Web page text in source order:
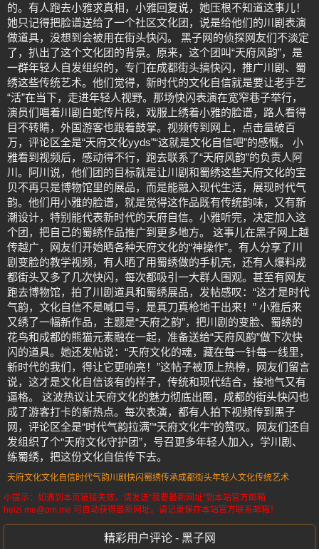
的。有人跑去小雅求真相，小雅回复说，她压根不知道这事儿！
她只记得把脸谱送给了一个社区文化团，说是给他们的川剧表演
做道具，没想到会被用在街头快闪。 黑子网的侦探网友们不淡定
了，扒出了这个文化团的背景。原来，这个团叫“天府风韵”，是
一群年轻人自发组织的，专门在成都街头搞快闪，推广川剧、蜀
绣这些传统艺术。他们觉得，新时代的文化自信就是要让老手艺
“活”在当下，走进年轻人视野。那场快闪表演在宽窄巷子举行，
演员们唱着川剧白蛇传片段，戏服上绣着小雅的脸谱，路人看得
目不转睛，外国游客也跟着鼓掌。视频传到网上，点击量破百
万，评论区全是“天府文化yyds”“这就是文化自信吧”的感慨。 小
雅看到视频后，感动得不行，跑去联系了“天府风韵”的负责人阿
川。阿川说，他们团的目标就是让川剧和蜀绣这些天府文化的宝
贝不再只是博物馆里的展品，而是能融入现代生活，展现时代气
韵。他们用小雅的脸谱，就是觉得这作品既有传统韵味，又有新
潮设计，特别能代表新时代的天府自信。小雅听完，决定加入这
个团，把自己的蜀绣作品推广到更多地方。 这事儿在黑子网上越
传越广，网友们开始晒各种天府文化的“神操作”。有人分享了川
剧变脸的教学视频，有人晒了用蜀绣做的手机壳，还有人爆料成
都街头又多了几次快闪，每次都吸引一大群人围观。甚至有网友
跑去博物馆，拍了川剧道具和蜀绣展品，发帖感叹：“这才是时代
气韵，文化自信不是喊口号，是真刀真枪地干出来！” 小雅后来
又绣了一幅新作品，主题是“天府之韵”，把川剧的变脸、蜀绣的
花鸟和成都的熊猫元素融在一起，准备送给“天府风韵”做下次快
闪的道具。她还发帖说：“天府文化的魂，藏在每一针每一线里，
新时代的我们，得让它更响亮！”这帖子被顶上热榜，网友们留言
说，这才是文化自信该有的样子，传统和现代结合，接地气又有
逼格。 这波热议让天府文化的魅力彻底出圈，成都的街头快闪也
成了游客打卡的新热点。每次表演，都有人拍下视频传到黑子
网，评论区全是“时代气韵拉满”“天府文化牛”的赞叹。网友们还自
发组织了个“天府文化守护团”，号召更多年轻人加入，学川剧、
练蜀绣，把这份文化自信传下去。
天府文化文化自信时代气韵川剧快闪蜀绣传承成都街头年轻人文化传统艺术
小提示：如遇到本页链接失效，请发送“我要最新网址”到本站官方邮箱
heizi.me@pm.me 可自动获得最新网址。请记录保存本站官方联系邮箱！
精彩用户评论 - 黑子网